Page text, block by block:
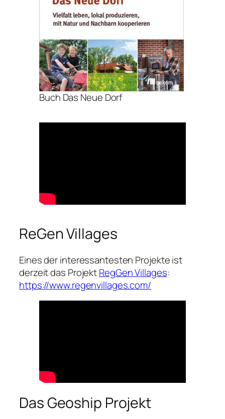
Buch Das Neue Dorf
ReGen Villages
Eines der interessantesten Projekte ist
derzeit das ProjektRegGen Villages:
https://www.regenvillages.com/
Das Geoship Projekt